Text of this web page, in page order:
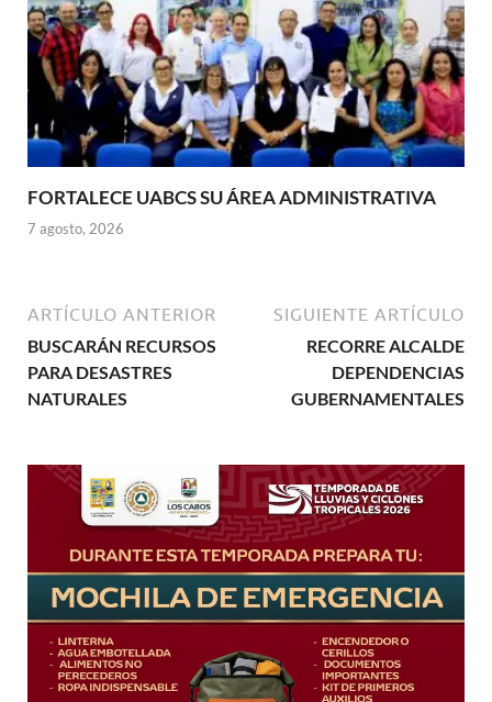
FORTALECE UABCS SU ÁREA ADMINISTRATIVA
7 agosto, 2026
ARTÍCULO ANTERIOR
BUSCARÁN RECURSOS
PARA DESASTRES
NATURALES
SIGUIENTE ARTÍCULO
RECORRE ALCALDE
DEPENDENCIAS
GUBERNAMENTALES